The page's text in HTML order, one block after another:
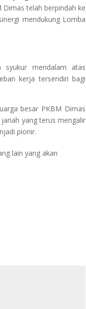
telah berpindah ke
mendukung Lomba
syukur mendalam atas
kerja tersendiri bagi
besar PKBM Dimas
yang terus mengalir
pionir.
lain yang akan